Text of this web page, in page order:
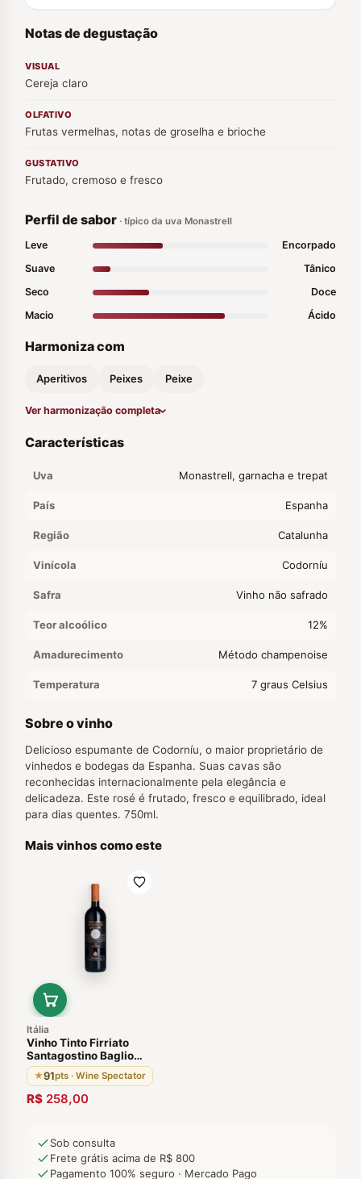
Notas de degustação
VISUAL
Cereja claro
OLFATIVO
Frutas vermelhas, notas de groselha e brioche
GUSTATIVO
Frutado, cremoso e fresco
Perfil de sabor · típico da uva Monastrell
Leve
Encorpado
Suave
Tânico
Seco
Doce
Macio
Ácido
Harmoniza com
Aperitivos Peixes Peixe
Ver harmonização completa
Características
Uva Monastrell, garnacha e trepat
País Espanha
Região Catalunha
Vinícola Codorníu
Safra Vinho não safrado
Teor alcoólico 12%
Amadurecimento Método champenoise
Temperatura 7 graus Celsius
Sobre o vinho
Delicioso espumante de Codorníu, o maior proprietário de
vinhedos e bodegas da Espanha. Suas cavas são
reconhecidas internacionalmente pela elegância e
delicadeza. Este rosé é frutado, fresco e equilibrado, ideal
para dias quentes. 750ml.
Mais vinhos como este
Itália
Vinho Tinto Firriato
Santagostino Baglio
2012 Sicilia Italia
★91pts · Wine Spectator
R$ 258,00
Sob consulta
Frete grátis acima de R$ 800
Pagamento 100% seguro · Mercado Pago